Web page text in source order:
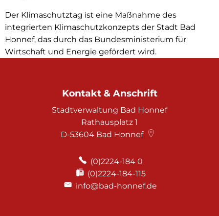
Der Klimaschutztag ist eine Maßnahme des
integrierten Klimaschutzkonzepts der Stadt Bad
Honnef, das durch das Bundesministerium für
Wirtschaft und Energie gefördert wird.
Kontakt & Anschrift
Stadtverwaltung Bad Honnef
Rathausplatz 1
D-53604 Bad Honnef
(0)2224-184 0
(0)2224-184-115
info@bad-honnef.de